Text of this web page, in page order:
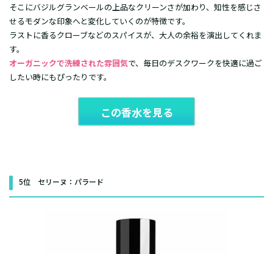
そこにバジルグランベールの上品なクリーンさが加わり、知性を感じさ
せるモダンな印象へと変化していくのが特徴です。
ラストに香るクローブなどのスパイスが、大人の余裕を演出してくれま
す。
オーガニックで洗練された雰囲気で、毎日のデスクワークを快適に過ご
したい時にもぴったりです。
この香水を見る
5位 セリーヌ：パラード